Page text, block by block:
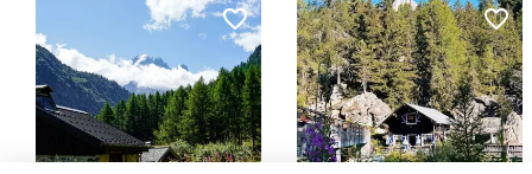
Rouges. Impossible de ne pas évoquer dans ces lieux, le
souvenir du célèbre faux monnayeur Joseph Samuel
Farinet, qui se serait réfugié dans la grotte voisine...
74660 Vallorcine